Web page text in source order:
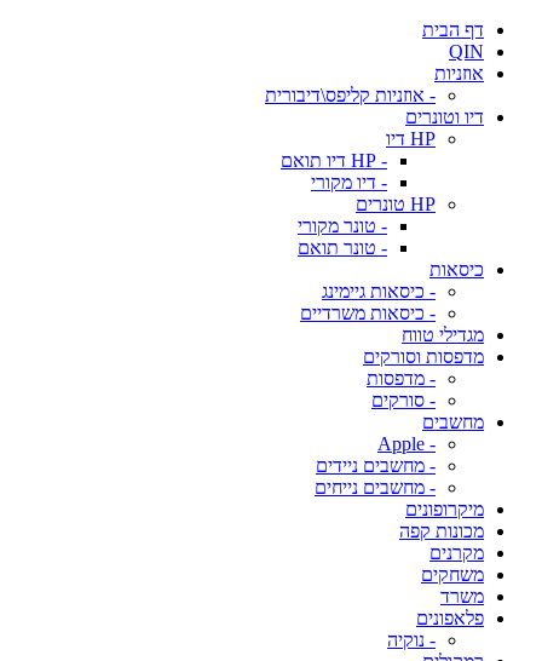
דף הבית
QIN
אוזניות
- אוזניות קליפס\דיבורית
דיו וטונרים
HP דיו
- HP דיו תואם
- דיו מקורי
HP טונרים
- טונר מקורי
- טונר תואם
כיסאות
- כיסאות גיימינג
- כיסאות משרדיים
מגדילי טווח
מדפסות וסורקים
- מדפסות
- סורקים
מחשבים
- Apple
- מחשבים ניידים
- מחשבים נייחים
מיקרופונים
מכונות קפה
מקרנים
משחקים
משרד
פלאפונים
- נוקיה